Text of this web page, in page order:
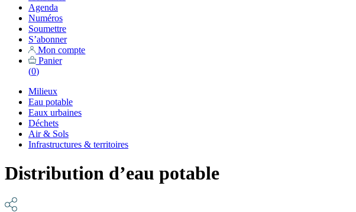
Agenda
Numéros
Soumettre
S’abonner
Mon compte
Panier
(0)
Milieux
Eau potable
Eaux urbaines
Déchets
Air & Sols
Infrastructures & territoires
Distribution d’eau potable